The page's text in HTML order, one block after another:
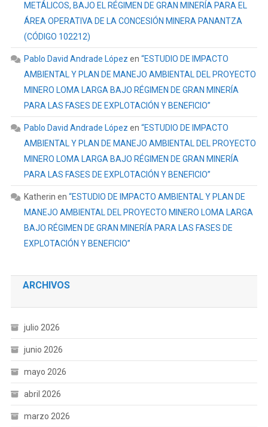
METÁLICOS, BAJO EL RÉGIMEN DE GRAN MINERÍA PARA EL
ÁREA OPERATIVA DE LA CONCESIÓN MINERA PANANTZA
(CÓDIGO 102212)
Pablo David Andrade López en “ESTUDIO DE IMPACTO
AMBIENTAL Y PLAN DE MANEJO AMBIENTAL DEL PROYECTO
MINERO LOMA LARGA BAJO RÉGIMEN DE GRAN MINERÍA
PARA LAS FASES DE EXPLOTACIÓN Y BENEFICIO”
Pablo David Andrade López en “ESTUDIO DE IMPACTO
AMBIENTAL Y PLAN DE MANEJO AMBIENTAL DEL PROYECTO
MINERO LOMA LARGA BAJO RÉGIMEN DE GRAN MINERÍA
PARA LAS FASES DE EXPLOTACIÓN Y BENEFICIO”
Katherin en “ESTUDIO DE IMPACTO AMBIENTAL Y PLAN DE
MANEJO AMBIENTAL DEL PROYECTO MINERO LOMA LARGA
BAJO RÉGIMEN DE GRAN MINERÍA PARA LAS FASES DE
EXPLOTACIÓN Y BENEFICIO”
ARCHIVOS
julio 2026
junio 2026
mayo 2026
abril 2026
marzo 2026